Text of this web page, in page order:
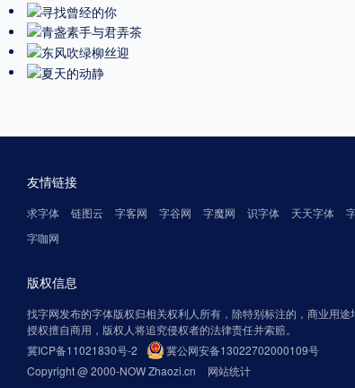
友情链接
求字体 链图云 字客网 字谷网 字魔网 识字体 天天字体
字咖网
版权信息
找字网发布的字体版权归相关权利人所有，除特别标注的，商业用
授权擅自商用，版权人将追究侵权者的法律责任并索赔。
冀ICP备11021830号-2
冀公网安备13022702000109号
Copyright @ 2000-NOW Zhaozi.cn
网站统计